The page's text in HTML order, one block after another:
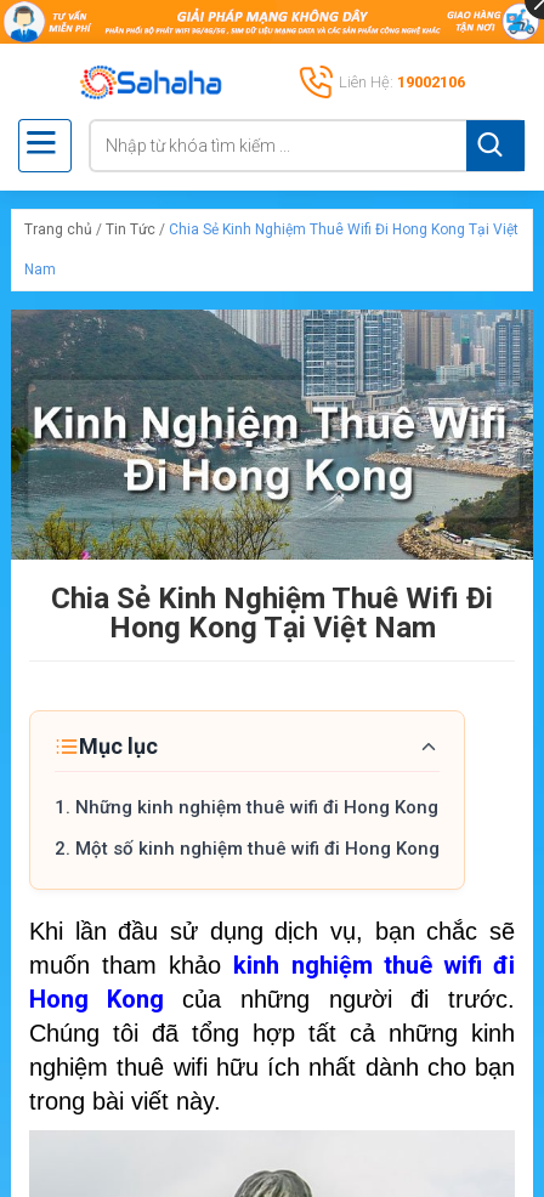
Liên Hệ: 19002106
Trang chủ / Tin Tức / Chia Sẻ Kinh Nghiệm Thuê Wifi Đi Hong Kong Tại Việt
Nam
Chia Sẻ Kinh Nghiệm Thuê Wifi Đi
Hong Kong Tại Việt Nam
Mục lục
1. Những kinh nghiệm thuê wifi đi Hong Kong
2. Một số kinh nghiệm thuê wifi đi Hong Kong
Khi lần đầu sử dụng dịch vụ, bạn chắc sẽ
muốn tham khảo kinh nghiệm thuê wifi đi
Hong Kong của những người đi trước.
Chúng tôi đã tổng hợp tất cả những kinh
nghiệm thuê wifi hữu ích nhất dành cho bạn
trong bài viết này.